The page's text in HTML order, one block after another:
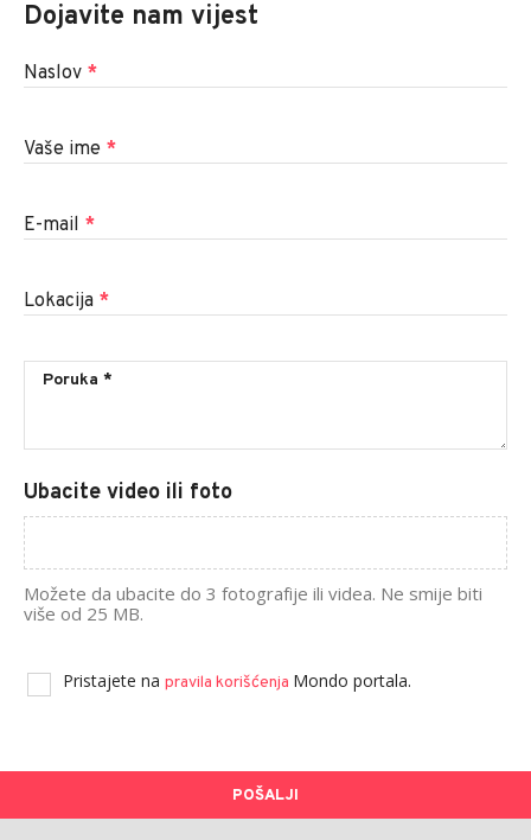
Dojavite nam vijest
Naslov *
Vaše ime *
E-mail *
Lokacija *
Ubacite video ili foto
Možete da ubacite do 3 fotografije ili videa. Ne smije biti
više od 25 MB.
Pristajete na pravila korišćenja Mondo portala.
POŠALJI